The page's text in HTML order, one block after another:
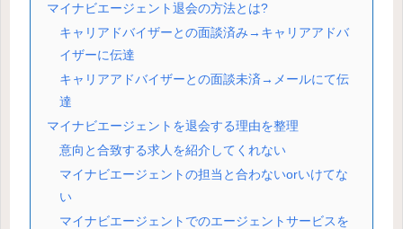
マイナビエージェント退会の方法とは?
キャリアドバイザーとの面談済み→キャリアアドバ
イザーに伝達
キャリアアドバイザーとの面談未済→メールにて伝
達
マイナビエージェントを退会する理由を整理
意向と合致する求人を紹介してくれない
マイナビエージェントの担当と合わないorいけてな
い
マイナビエージェントでのエージェントサービスを